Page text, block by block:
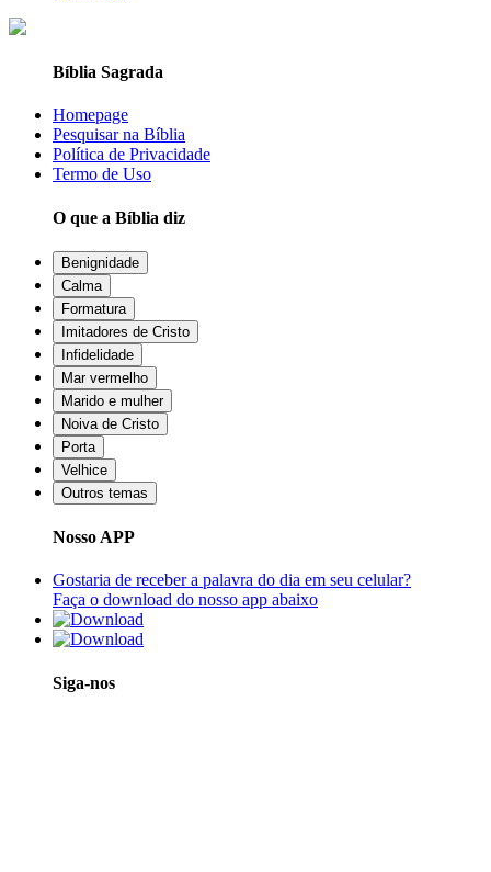
Bíblia Sagrada
Homepage
Pesquisar na Bíblia
Política de Privacidade
Termo de Uso
O que a Bíblia diz
Benignidade
Calma
Formatura
Imitadores de Cristo
Infidelidade
Mar vermelho
Marido e mulher
Noiva de Cristo
Porta
Velhice
Outros temas
Nosso APP
Gostaria de receber a palavra do dia em seu celular?
Faça o download do nosso app abaixo
Siga-nos